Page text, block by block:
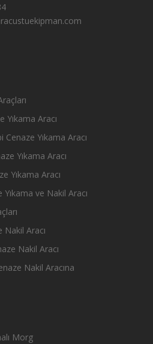
Yıkama Aracı
Yıkama Aracı
Yıkama Aracı
Yıkama Aracı
ve Nakil Aracı
Nakil Aracı
Nakil Aracı
Nakil Aracına
Morg